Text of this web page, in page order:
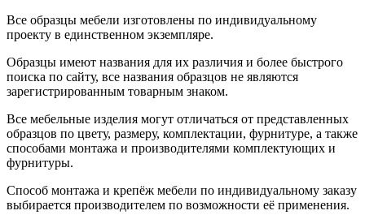
Все образцы мебели изготовлены по индивидуальному
проекту в единственном экземпляре.
Образцы имеют названия для их различия и более быстрого
поиска по сайту, все названия образцов не являются
зарегистрированным товарным знаком.
Все мебельные изделия могут отличаться от представленных
образцов по цвету, размеру, комплектации, фурнитуре, а также
способами монтажа и производителями комплектующих и
фурнитуры.
Способ монтажа и крепёж мебели по индивидуальному заказу
выбирается производителем по возможности её применения.